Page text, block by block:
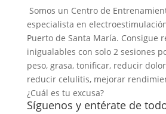
Somos un Centro de
especialista en
Puerto de Santa María. Consigue
inigualables con solo 2 sesiones
peso, grasa, tonificar, reducir
reducir celulitis, mejorar
¿Cuál es tu excusa?
Síguenos y entérate de